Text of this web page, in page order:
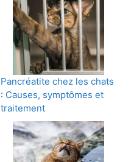
Pancréatite chez les chats
: Causes, symptômes et
traitement